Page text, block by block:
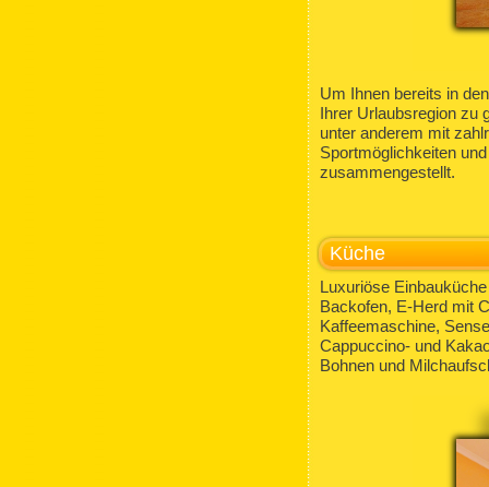
Um Ihnen bereits in
Ihrer Urlaubsregion zu
unter anderem mit
Sportmöglichkeiten
zusammengestellt.
Küche
Luxuriöse
Backofen, E-Herd mit
Kaffeemaschine,
Cappuccino- und
Bohnen und